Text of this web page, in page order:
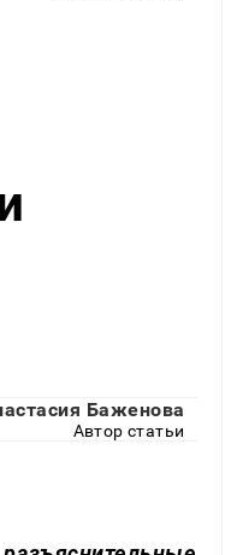
Баженова
Автор статьи